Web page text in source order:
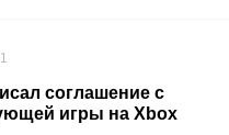
соглашение с
игры на Xbox